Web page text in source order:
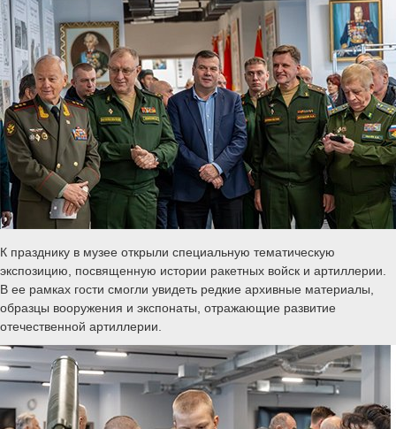
К празднику в музее открыли специальную тематическую
экспозицию, посвященную истории ракетных войск и артиллерии.
В ее рамках гости смогли увидеть редкие архивные материалы,
образцы вооружения и экспонаты, отражающие развитие
отечественной артиллерии.